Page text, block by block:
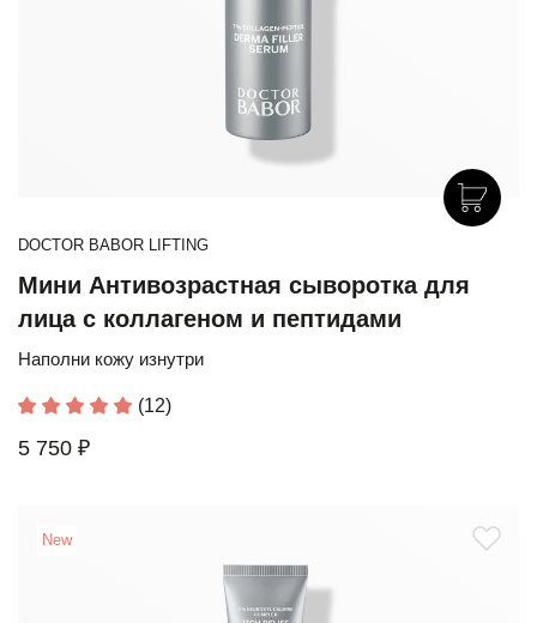
DOCTOR BABOR LIFTING
Мини Антивозрастная сыворотка для
лица с коллагеном и пептидами
Наполни кожу изнутри
(12)
5 750 ₽
New